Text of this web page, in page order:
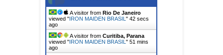
A visitor from Rio De Janeiro
viewed "IRON MAIDEN BRASIL " 44 secs
ago
A visitor from Curitiba, Parana
viewed "IRON MAIDEN BRASIL " 52 mins
ago